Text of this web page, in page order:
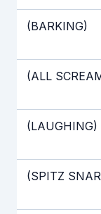
(BARKING)
(ALL
(LAUGHING)
(SPITZ